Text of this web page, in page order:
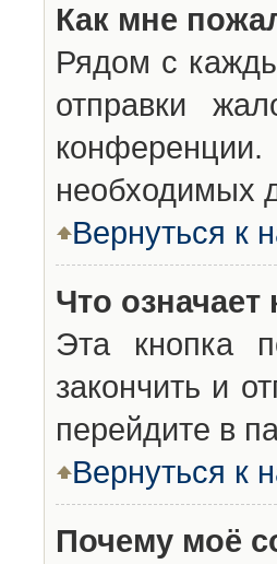
Как мне
Рядом с
отправки
необходимых
Вернуться к
Что
Эта кнопка
закончить и
перейдите в
Вернуться к
Почему моё